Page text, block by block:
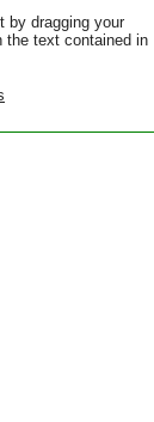
by dragging your
the text contained in